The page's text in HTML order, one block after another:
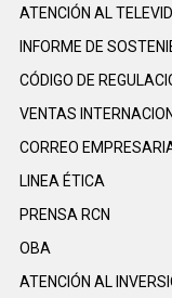
ATENCIÓN AL
INFORME DE
CÓDIGO DE
VENTAS
CORREO
LINEA ÉTICA
PRENSA RCN
OBA
ATENCIÓN AL